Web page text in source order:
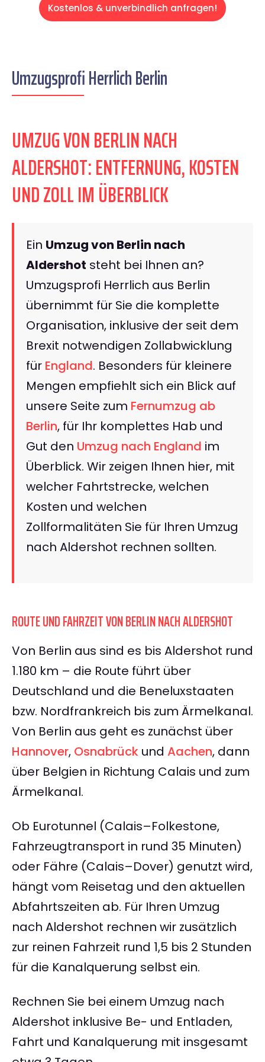
Kostenlos & unverbindlich anfragen!
Umzugsprofi Herrlich Berlin
UMZUG VON BERLIN NACH
ALDERSHOT: ENTFERNUNG, KOSTEN
UND ZOLL IM ÜBERBLICK
Ein Umzug von Berlin nach
Aldershot steht bei Ihnen an?
Umzugsprofi Herrlich aus Berlin
übernimmt für Sie die komplette
Organisation, inklusive der seit dem
Brexit notwendigen Zollabwicklung
für England. Besonders für kleinere
Mengen empfiehlt sich ein Blick auf
unsere Seite zum Fernumzug ab
Berlin, für Ihr komplettes Hab und
Gut den Umzug nach England im
Überblick. Wir zeigen Ihnen hier, mit
welcher Fahrtstrecke, welchen
Kosten und welchen
Zollformalitäten Sie für Ihren Umzug
nach Aldershot rechnen sollten.
ROUTE UND FAHRZEIT VON BERLIN NACH ALDERSHOT
Von Berlin aus sind es bis Aldershot rund
1.180 km – die Route führt über
Deutschland und die Beneluxstaaten
bzw. Nordfrankreich bis zum Ärmelkanal.
Von Berlin aus geht es zunächst über
Hannover, Osnabrück und Aachen, dann
über Belgien in Richtung Calais und zum
Ärmelkanal.
Ob Eurotunnel (Calais–Folkestone,
Fahrzeugtransport in rund 35 Minuten)
oder Fähre (Calais–Dover) genutzt wird,
hängt vom Reisetag und den aktuellen
Abfahrtszeiten ab. Für Ihren Umzug
nach Aldershot rechnen wir zusätzlich
zur reinen Fahrzeit rund 1,5 bis 2 Stunden
für die Kanalquerung selbst ein.
Rechnen Sie bei einem Umzug nach
Aldershot inklusive Be- und Entladen,
Fahrt und Kanalquerung mit insgesamt